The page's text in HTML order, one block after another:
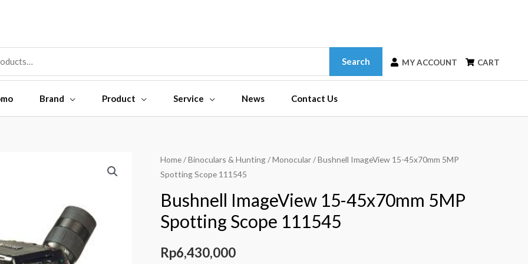
Search MY ACCOUNT CART
Brand Product Service News Contact Us
Home/Binoculars & Hunting/Monocular/ Bushnell ImageView 15-45x70mm 5MP
Spotting Scope 111545
Bushnell ImageView 15-45x70mm 5MP
Spotting Scope 111545
Rp6,430,000
Bushnell
ImageView
45x70mm
5MP
Scope